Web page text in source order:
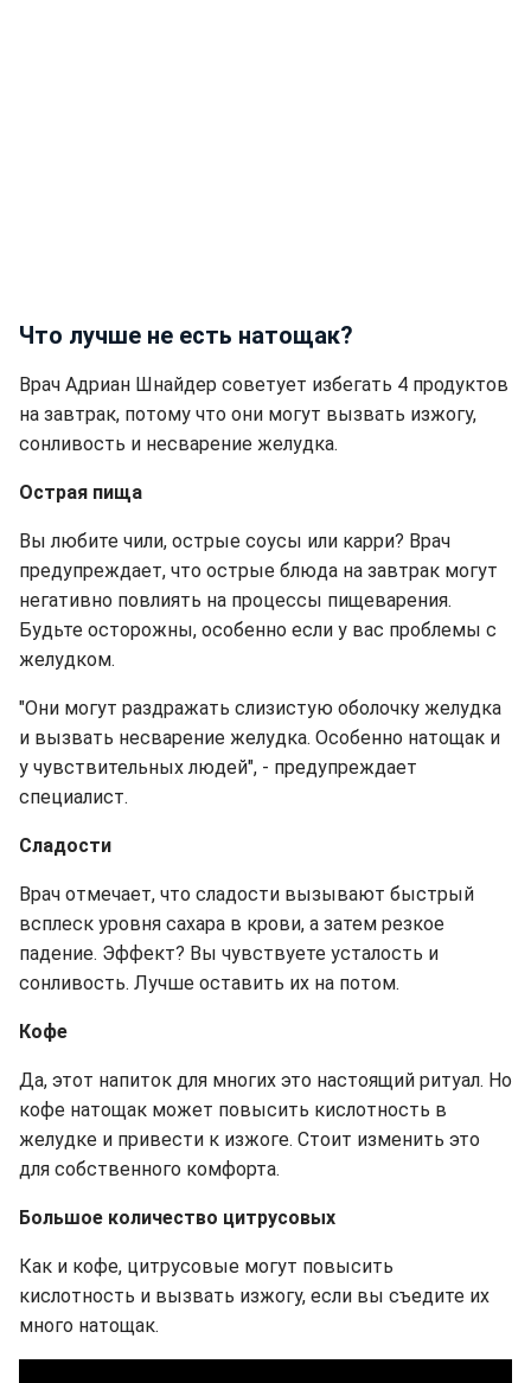
Что лучше не есть натощак?
Врач Адриан Шнайдер советует избегать 4 продуктов
на завтрак, потому что они могут вызвать изжогу,
сонливость и несварение желудка.
Острая пища
Вы любите чили, острые соусы или карри? Врач
предупреждает, что острые блюда на завтрак могут
негативно повлиять на процессы пищеварения.
Будьте осторожны, особенно если у вас проблемы с
желудком.
"Они могут раздражать слизистую оболочку желудка
и вызвать несварение желудка. Особенно натощак и
у чувствительных людей", - предупреждает
специалист.
Сладости
Врач отмечает, что сладости вызывают быстрый
всплеск уровня сахара в крови, а затем резкое
падение. Эффект? Вы чувствуете усталость и
сонливость. Лучше оставить их на потом.
Кофе
Да, этот напиток для многих это настоящий ритуал. Но
кофе натощак может повысить кислотность в
желудке и привести к изжоге. Стоит изменить это
для собственного комфорта.
Большое количество цитрусовых
Как и кофе, цитрусовые могут повысить
кислотность и вызвать изжогу, если вы съедите их
много натощак.